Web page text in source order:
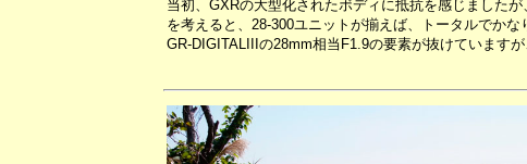
当初、GXRの大型化されたボディに抵抗を感じました
を考えると、28-300ユニットが揃えば、トータルでか
GR-DIGITALIIIの28mm相当F1.9の要素が抜けています